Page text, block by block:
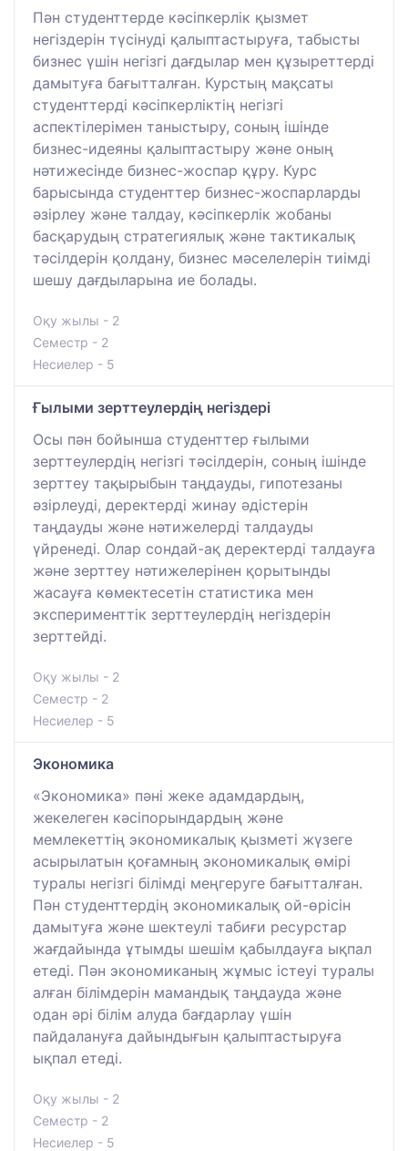
Пән студенттерде кәсіпкерлік қызмет
негіздерін түсінуді қалыптастыруға, табысты
бизнес үшін негізгі дағдылар мен құзыреттерді
дамытуға бағытталған. Курстың мақсаты
студенттерді кәсіпкерліктің негізгі
аспектілерімен таныстыру, соның ішінде
бизнес-идеяны қалыптастыру және оның
нәтижесінде бизнес-жоспар құру. Курс
барысында студенттер бизнес-жоспарларды
әзірлеу және талдау, кәсіпкерлік жобаны
басқарудың стратегиялық және тактикалық
тәсілдерін қолдану, бизнес мәселелерін тиімді
шешу дағдыларына ие болады.
Оқу жылы - 2
Семестр - 2
Несиелер - 5
Ғылыми зерттеулердің негіздері
Осы пән бойынша студенттер ғылыми
зерттеулердің негізгі тәсілдерін, соның ішінде
зерттеу тақырыбын таңдауды, гипотезаны
әзірлеуді, деректерді жинау әдістерін
таңдауды және нәтижелерді талдауды
үйренеді. Олар сондай-ақ деректерді талдауға
және зерттеу нәтижелерінен қорытынды
жасауға көмектесетін статистика мен
эксперименттік зерттеулердің негіздерін
зерттейді.
Оқу жылы - 2
Семестр - 2
Несиелер - 5
Экономика
«Экономика» пәні жеке адамдардың,
жекелеген кәсіпорындардың және
мемлекеттің экономикалық қызметі жүзеге
асырылатын қоғамның экономикалық өмірі
туралы негізгі білімді меңгеруге бағытталған.
Пән студенттердің экономикалық ой-өрісін
дамытуға және шектеулі табиғи ресурстар
жағдайында ұтымды шешім қабылдауға ықпал
етеді. Пән экономиканың жұмыс істеуі туралы
алған білімдерін мамандық таңдауда және
одан әрі білім алуда бағдарлау үшін
пайдалануға дайындығын қалыптастыруға
ықпал етеді.
Оқу жылы - 2
Семестр - 2
Несиелер - 5